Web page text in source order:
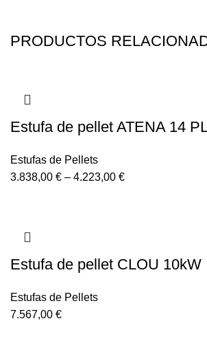
PRODUCTOS
Estufa de pellet ATENA 14
Estufas de Pellets
3.838,00 € – 4.223,00 €
Estufa de pellet CLOU 10kW
Estufas de Pellets
7.567,00 €